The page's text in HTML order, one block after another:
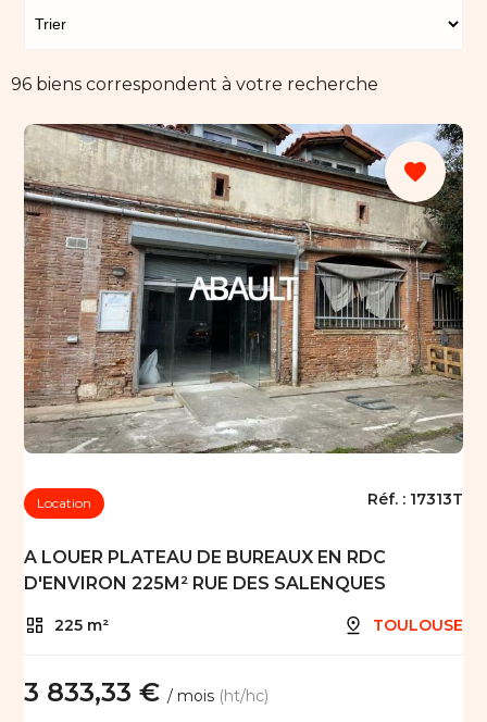
96 biens correspondent à votre recherche
favorite
Location Réf. : 17313T
A LOUER PLATEAU DE BUREAUX EN RDC
D'ENVIRON 225M² RUE DES SALENQUES
225 m² TOULOUSE
3 833,33 €/ mois (ht/hc)